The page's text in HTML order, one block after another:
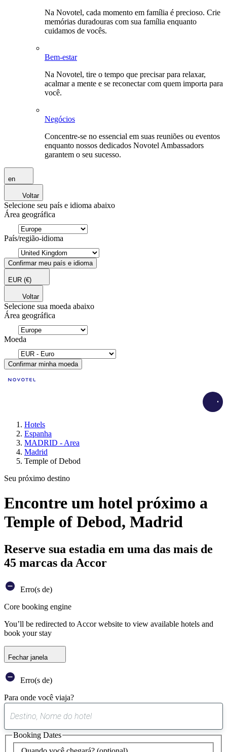
Na Novotel, cada momento em família é precioso. Crie
memórias duradouras com sua família enquanto
cuidamos de vocês.
Bem-estar
Na Novotel, tire o tempo que precisar para relaxar,
acalmar a mente e se reconectar com quem importa para
você.
Negócios
Concentre-se no essencial em suas reuniões ou eventos
enquanto nossos dedicados Novotel Ambassadors
garantem o seu sucesso.
en
Voltar
Selecione seu país e idioma abaixo
Área geográfica
País/região-idioma
Confirmar meu país e idioma
EUR (€)
Voltar
Selecione sua moeda abaixo
Área geográfica
Moeda
Confirmar minha moeda
Hotels
Espanha
MADRID - Area
Madrid
Temple of Debod
Seu próximo destino
Encontre um hotel próximo a
Temple of Debod, Madrid
Reserve sua estadia em uma das mais de
45 marcas da Accor
Erro(s de)
Core booking engine
You’ll be redirected to Accor website to view available hotels and
book your stay
Fechar janela
Erro(s de)
Para onde você viaja?
sugestão
encontrada
Booking Dates